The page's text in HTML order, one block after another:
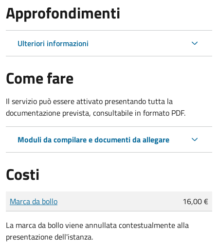
Approfondimenti
Ulteriori informazioni
Come fare
Il servizio può essere attivato presentando tutta la
documentazione prevista, consultabile in formato PDF.
Moduli da compilare e documenti da allegare
Costi
Tipo di pagamento
Importo
Marca da bollo 16,00 €
La marca da bollo viene annullata contestualmente alla
presentazione dell'istanza.